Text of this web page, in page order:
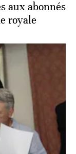
aux abonnés
royale